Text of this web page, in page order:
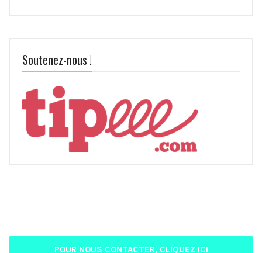
Soutenez-nous !
POUR NOUS CONTACTER, CLIQUEZ ICI